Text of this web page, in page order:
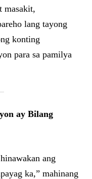
masakit,
lang tayong
konting
para sa pamilya
ay Bilang
ang
ka,” mahinang